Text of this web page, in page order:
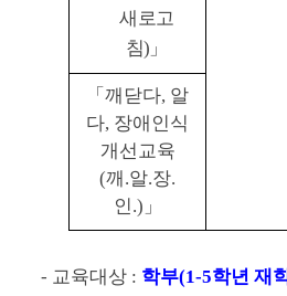
새로고
침) 」
「깨닫다, 알
다, 장애인식
개선교육
(깨.알.장.
인.)」
- 교육대상 : 학부(1-5학년 재